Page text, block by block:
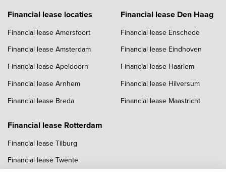
Financial lease locaties
Financial lease Amersfoort
Financial lease Amsterdam
Financial lease Apeldoorn
Financial lease Arnhem
Financial lease Breda
Financial lease Den Haag
Financial lease Enschede
Financial lease Eindhoven
Financial lease Haarlem
Financial lease Hilversum
Financial lease Maastricht
Financial lease Rotterdam
Financial lease Tilburg
Financial lease Twente